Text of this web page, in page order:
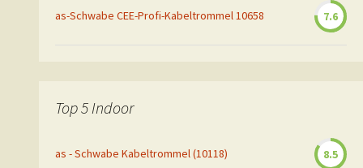
as-Schwabe CEE-Profi-Kabeltrommel 10658 7.6
Top 5 Indoor
as - Schwabe Kabeltrommel (10118) 8.5